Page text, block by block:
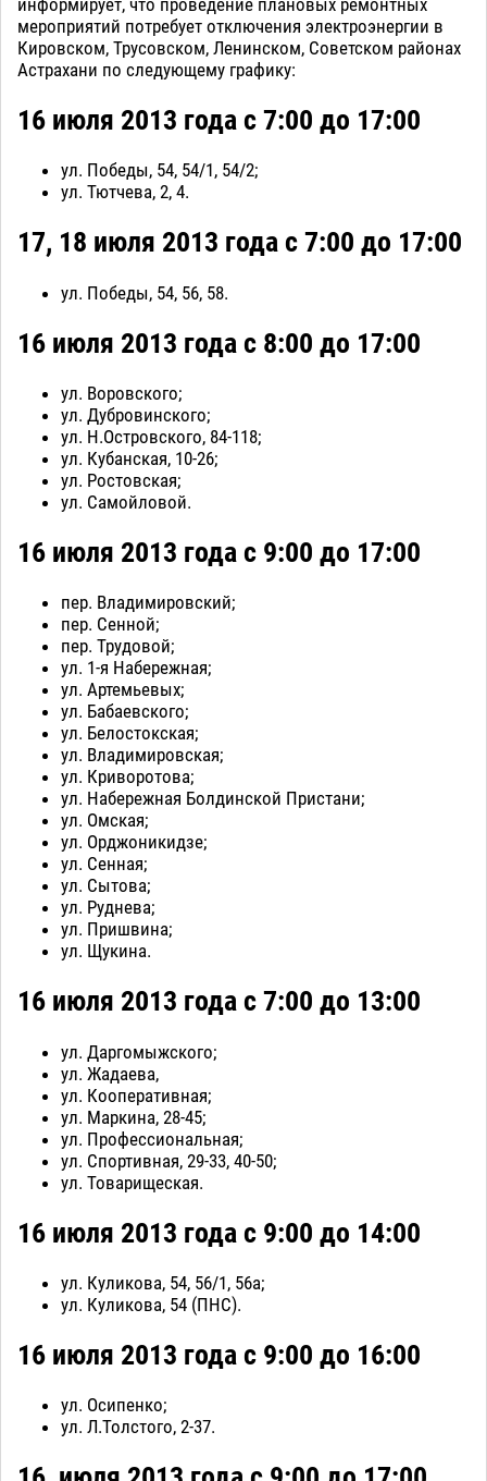
мероприятий потребует отключения электроэнергии в
Кировском, Трусовском, Ленинском, Советском районах
Астрахани по следующему графику:
16 июля 2013 года с 7:00 до 17:00
ул. Победы, 54, 54/1, 54/2;
ул. Тютчева, 2, 4.
17, 18 июля 2013 года с 7:00 до 17:00
ул. Победы, 54, 56, 58.
16 июля 2013 года с 8:00 до 17:00
ул. Воровского;
ул. Дубровинского;
ул. Н.Островского, 84-118;
ул. Кубанская, 10-26;
ул. Ростовская;
ул. Самойловой.
16 июля 2013 года с 9:00 до 17:00
пер. Владимировский;
пер. Сенной;
пер. Трудовой;
ул. 1-я Набережная;
ул. Артемьевых;
ул. Бабаевского;
ул. Белостокская;
ул. Владимировская;
ул. Криворотова;
ул. Набережная Болдинской Пристани;
ул. Омская;
ул. Орджоникидзе;
ул. Сенная;
ул. Сытова;
ул. Руднева;
ул. Пришвина;
ул. Щукина.
16 июля 2013 года с 7:00 до 13:00
ул. Даргомыжского;
ул. Жадаева,
ул. Кооперативная;
ул. Маркина, 28-45;
ул. Профессиональная;
ул. Спортивная, 29-33, 40-50;
ул. Товарищеская.
16 июля 2013 года с 9:00 до 14:00
ул. Куликова, 54, 56/1, 56а;
ул. Куликова, 54 (ПНС).
16 июля 2013 года с 9:00 до 16:00
ул. Осипенко;
ул. Л.Толстого, 2-37.